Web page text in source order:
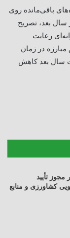
باقی‌مانده روی
بعد، تصریح
رعایت
در زمان
تراکم آفت سال بعد کاهش
تأیید
کشاورزی و منابع